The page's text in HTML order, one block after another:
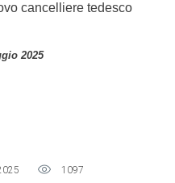
cancelliere tedesco
2025
1097